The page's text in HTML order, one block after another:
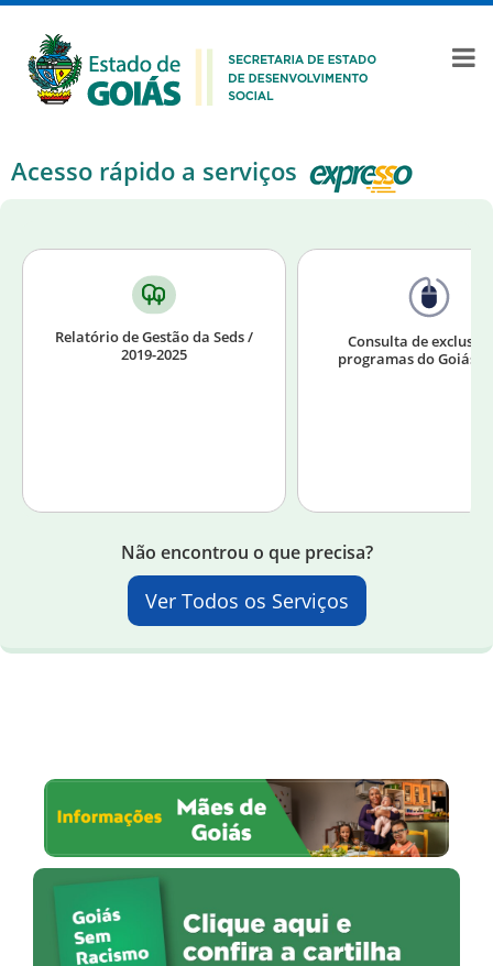
Acesso rápido a serviços
Relatório de Gestão da Seds /
2019-2025
Consulta de
programas do Goiás
Não encontrou o que precisa?
Ver Todos os Serviços